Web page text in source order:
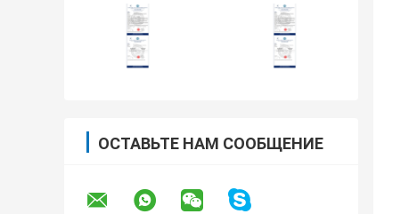
ОСТАВЬТЕ НАМ СООБЩЕНИЕ